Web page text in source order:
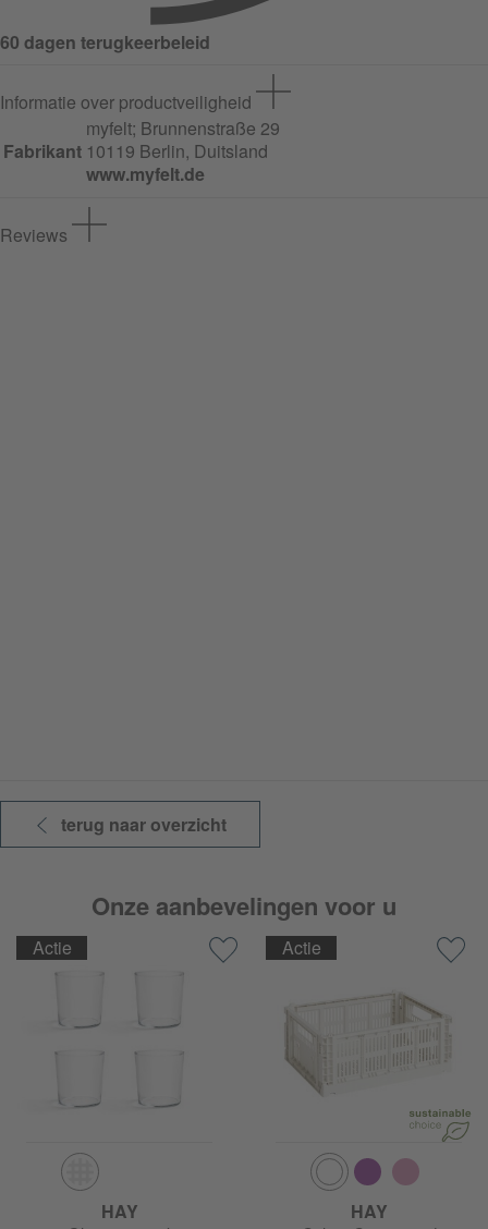
60 dagen terugkeerbeleid
Informatie over productveiligheid
Fabrikant
myfelt; Brunnenstraße 29
10119 Berlin, Duitsland
www.myfelt.de
Reviews
terug naar overzicht
Onze aanbevelingen voor u
Actie
HAY
Actie
HAY